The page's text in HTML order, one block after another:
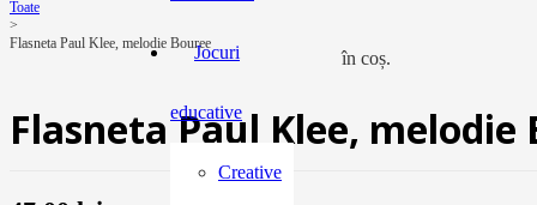
în coș.
Jocuri
educative
Creative
Toate
>
Flasneta Paul Klee, melodie Bouree
Flasneta Paul Klee, melodie